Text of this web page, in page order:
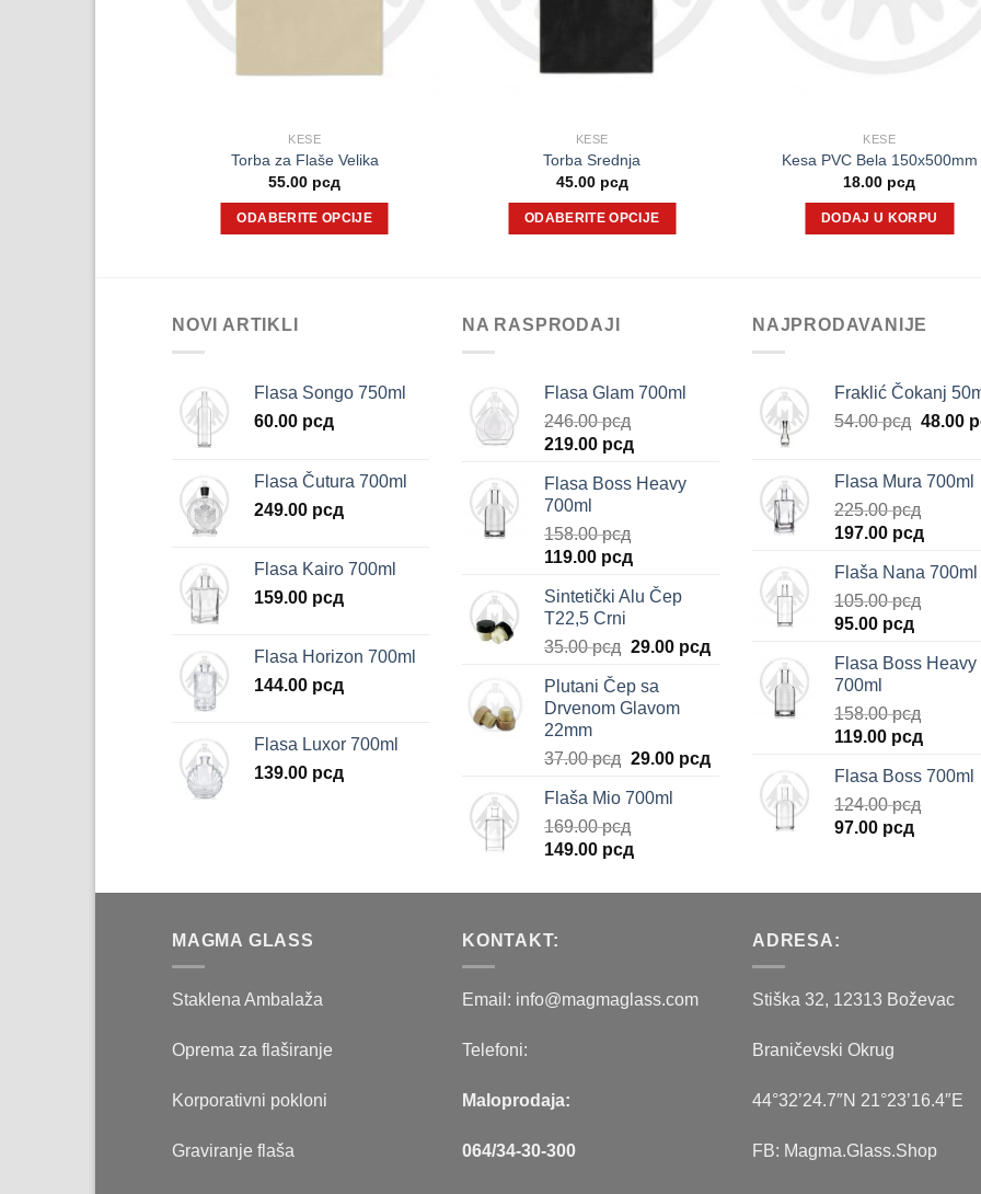
KESE
Torba za Flaše Velika
55.00 рсд
ODABERITE OPCIJE
mogu
biti
na
proizvoda.
KESE
Torba Srednja
45.00 рсд
ODABERITE OPCIJE
više
mogu
biti
izabrane
stranici
KESE
Kesa PVC Bela 150x500mm
18.00 рсд
DODAJ U KORPU
NOVI ARTIKLI
Flasa Songo 750ml
60.00 рсд
Flasa Čutura 700ml
249.00 рсд
Flasa Kairo 700ml
159.00 рсд
Flasa Horizon 700ml
144.00 рсд
Flasa Luxor 700ml
139.00 рсд
NA RASPRODAJI
Flasa Glam 700ml
246.00рсд
Originalna
je
bila:
246.00 рсд.
219.00 рсд
je:
Flasa Boss Heavy
700ml
158.00рсд
Originalna
je
bila:
158.00 рсд.
119.00 рсд
je:
Sintetički Alu Čep
T22,5 Crni
35.00рсд Originalna
je
bila:
29.00 рсдTrenutna
29.00 рсд.
Plutani Čep sa
Drvenom Glavom
22mm
37.00рсд Originalna
je
bila:
37.00 рсд.
29.00 рсдTrenutna
29.00 рсд.
Flaša Mio 700ml
169.00рсд
Originalna
je
169.00 рсд.
149.00 рсд
je:
NAJPRODAVANIJE
Fraklić Čokanj
54.00рсд
bila:
54.00
48.00
Flasa Mura 700ml
225.00рсд
Originalna
je
bila:
225.00 рсд.
197.00 рсд
je:
Flaša Nana 700ml
105.00рсд
Originalna
je
bila:
105.00 рсд.
95.00 рсд
je:
Flasa Boss Heavy
700ml
158.00рсд
Originalna
je
bila:
158.00 рсд.
119.00 рсд
je:
Flasa Boss 700ml
124.00рсд
Originalna
bila:
97.00 рсд
97.00
MAGMA GLASS
Staklena Ambalaža
Oprema za flaširanje
Korporativni pokloni
Graviranje flaša
KONTAKT:
Email: info@magmaglass.com
Telefoni:
Maloprodaja:
064/34-30-300
ADRESA:
Stiška 32, 12313 Boževac
Braničevski Okrug
44°32’24.7″N 21°23’16.4″E
FB: Magma.Glass.Shop